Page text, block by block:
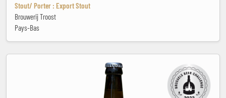
Stout/ Porter : Export Stout
Brouwerij Troost
Pays-Bas